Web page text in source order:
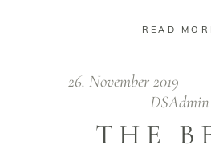
READ
26. November 2019
DSAdmin
THE